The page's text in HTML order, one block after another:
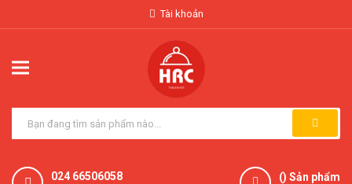
Tài khoản
024 66506058 () Sản phẩm